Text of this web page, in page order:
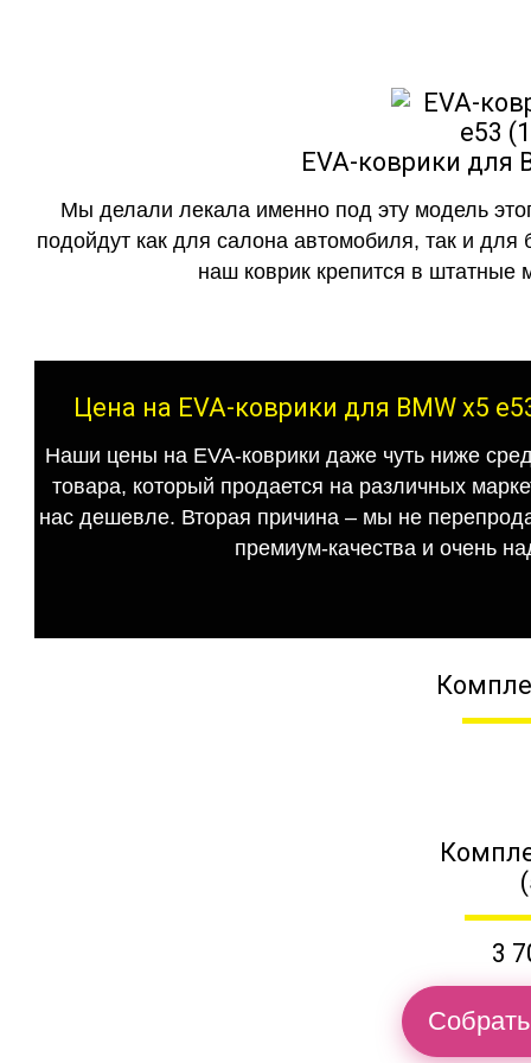
EVA-коврики для
Мы делали лекала именно под эту модель
подойдут как для салона автомобиля, так и для
наш коврик крепится в штатные
Цена на EVA-коврики для BMW x5
Наши цены на EVA-коврики даже чуть ниже
товара, который продается на различных
нас дешевле. Вторая причина – мы не
премиум-качества и очень
3